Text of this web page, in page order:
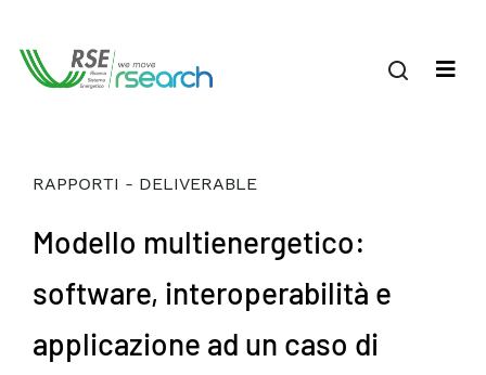
RAPPORTI - DELIVERABLE
Modello multienergetico:
software, interoperabilità e
applicazione ad un caso di